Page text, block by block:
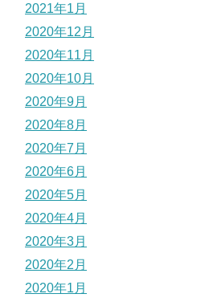
2021年1月
2020年12月
2020年11月
2020年10月
2020年9月
2020年8月
2020年7月
2020年6月
2020年5月
2020年4月
2020年3月
2020年2月
2020年1月